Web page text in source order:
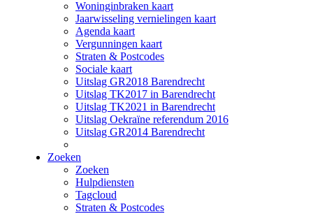
Woninginbraken kaart
Jaarwisseling vernielingen kaart
Agenda kaart
Vergunningen kaart
Straten & Postcodes
Sociale kaart
Uitslag GR2018 Barendrecht
Uitslag TK2017 in Barendrecht
Uitslag TK2021 in Barendrecht
Uitslag Oekraïne referendum 2016
Uitslag GR2014 Barendrecht
Zoeken
Zoeken
Hulpdiensten
Tagcloud
Straten & Postcodes